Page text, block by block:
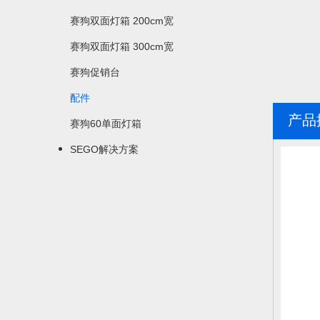
赛狗双面灯箱 200cm宽
赛狗双面灯箱 300cm宽
赛狗促销台
配件
赛狗60单面灯箱
SEGO解决方案
产品